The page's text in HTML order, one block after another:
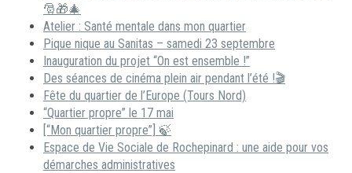
🎅🎁🎄
Atelier : Santé mentale dans mon quartier
Pique nique au Sanitas – samedi 23 septembre
Inauguration du projet “On est ensemble !”
Des séances de cinéma plein air pendant l’été !🎬
Fête du quartier de l’Europe (Tours Nord)
“Quartier propre” le 17 mai
[“Mon quartier propre”] 🍃
Espace de Vie Sociale de Rochepinard : une aide pour vos
démarches administratives